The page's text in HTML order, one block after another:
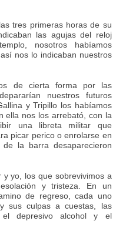
tres primeras horas de su
las agujas del reloj
nosotros habíamos
nos lo indicaban nuestros
de cierta forma por las
nuestros futuros
y Tripillo los habíamos
ella nos los arrebató, con la
una libreta militar que
picar perico o enrolarse en
la barra desaparecieron
y yo, los que sobrevivimos a
y tristeza. En un
de regreso, cada uno
sus culpas a cuestas, las
el depresivo alcohol y el